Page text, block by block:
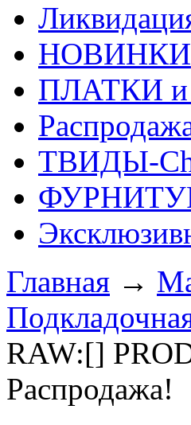
НОВИНКИ
ПЛАТКИ
ТВИДЫ-
Главная →
RAW:[]
Распродажа!